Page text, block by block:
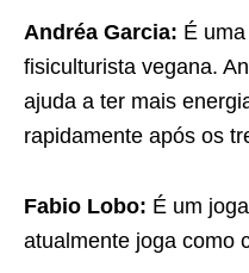
Andréa Garcia: É
fisiculturista vegana.
ajuda a ter mais
rapidamente após os
Fabio Lobo: É um
atualmente joga como